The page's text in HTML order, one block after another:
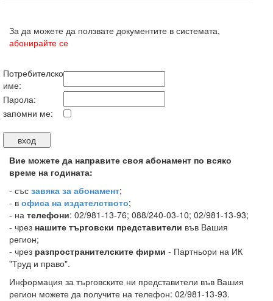
За да можете да ползвате документите в системата,
абонирайте се
Потребителско
име:
Парола:
запомни ме:
Вие можете да направите своя абонамент по всяко
време на годината:
- със завяка за абонамент;
- в офиса на издателството;
- на телефони: 02/981-13-76; 088/240-03-10; 02/981-13-93;
- чрез нашите търговски представители във Вашия
регион;
- чрез разпространителските фирми - Партньори на ИК
"Труд и право".
Информация за търговските ни представители във Вашия
регион можете да получите на телефон: 02/981-13-93.